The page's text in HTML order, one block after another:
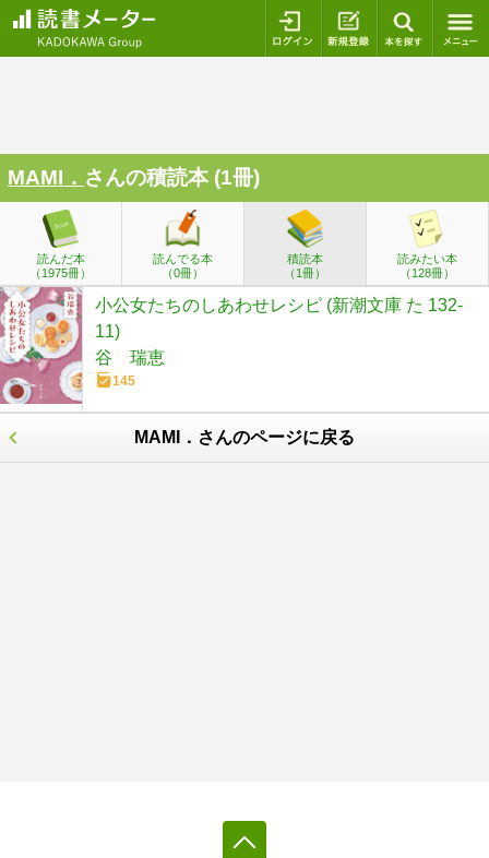
ログイン 新規登録
MAMI． さんの積読本 (1冊)
読んだ本
（1975冊）
読んでる本
（0冊）
積読本
（1冊）
読みたい本
（128冊）
小公女たちのしあわせレシピ (新潮文庫 た 132-
11)
谷 瑞恵
145
MAMI．さんのページに戻る